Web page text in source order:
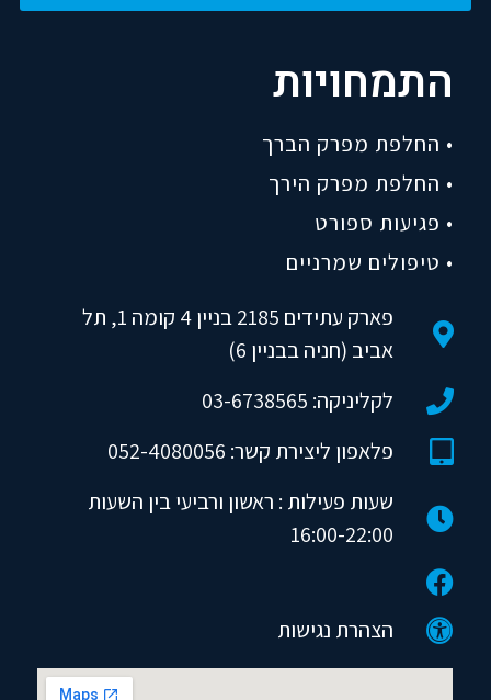
התמחויות
• החלפת מפרק הברך
• החלפת מפרק הירך
• פגיעות ספורט
• טיפולים שמרניים
פארק עתידים 2185 בניין 4 קומה 1, תל
אביב (חניה בבניין 6)
לקליניקה: 03-6738565
פלאפון ליצירת קשר: 052-4080056
שעות פעילות : ראשון ורביעי בין השעות
16:00-22:00
הצהרת נגישות